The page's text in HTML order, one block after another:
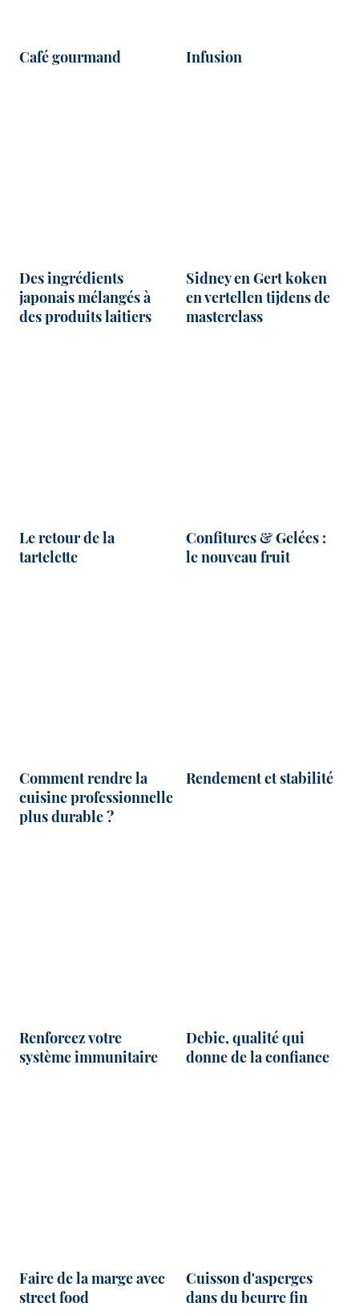
Café gourmand Infusion
Des ingrédients
japonais mélangés à
des produits laitiers
Sidney en Gert koken
en vertellen tijdens de
masterclass
Le retour de la
tartelette
Confitures & Gelées :
le nouveau fruit
Comment rendre la
cuisine professionnelle
plus durable ?
Rendement et stabilité
Renforcez votre
système immunitaire
Debic, qualité qui
donne de la confiance
Faire de la marge avec
street food
Cuisson d'asperges
dans du beurre fin